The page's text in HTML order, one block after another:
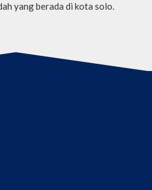
yang berada di kota solo.